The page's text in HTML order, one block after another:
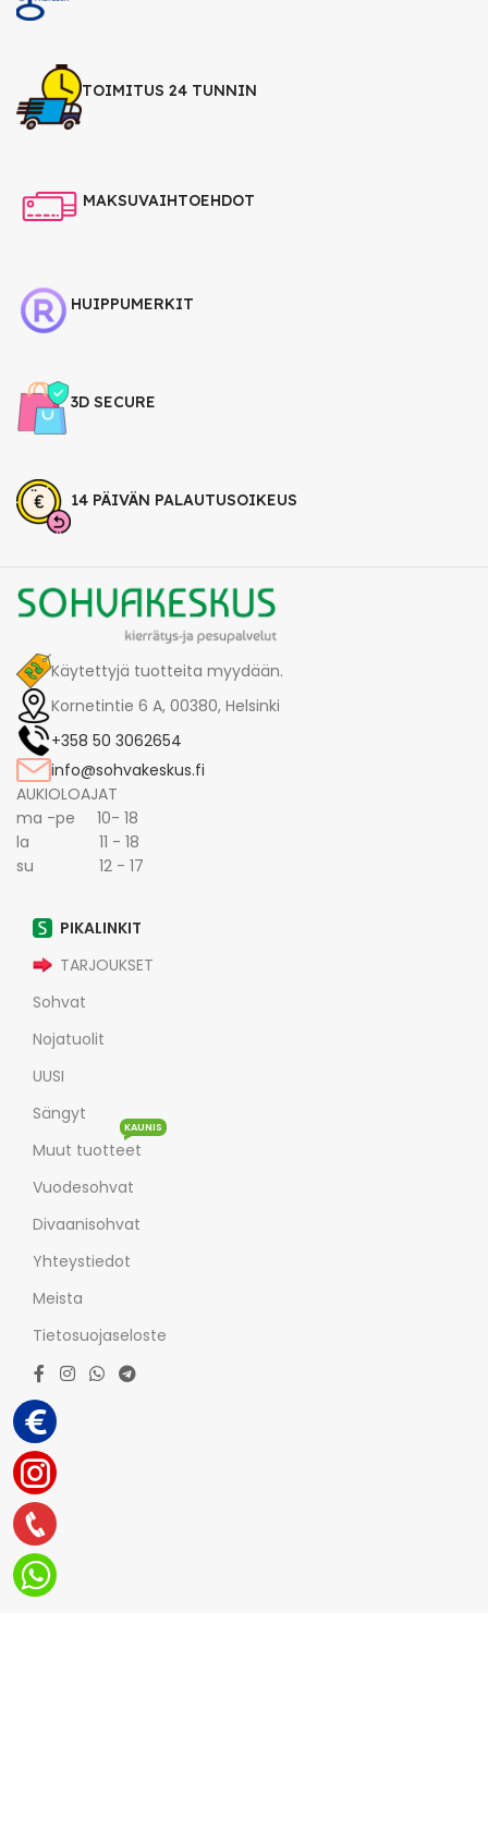
TOIMITUS 24 TUNNIN
MAKSUVAIHTOEHDOT
HUIPPUMERKIT
3D SECURE
14 PÄIVÄN PALAUTUSOIKEUS
Käytettyjä tuotteita myydään.
Kornetintie 6 A, 00380, Helsinki
+358 50 3062654
info@sohvakeskus.fi
AUKIOLOAJAT
ma -pe 10- 18
la 11 - 18
su 12 - 17
PIKALINKIT
TARJOUKSET
Sohvat
Nojatuolit
UUSI
Sängyt
Muut tuotteet
KAUNIS
Vuodesohvat
Divaanisohvat
Yhteystiedot
Meista
Tietosuojaseloste